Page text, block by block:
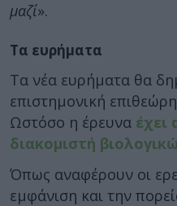
μαζί».
Τα ευρήματα
Τα νέα ευρήματα θα
επιστημονική
Ωστόσο η έρευνα έχει
διακομιστή
Όπως αναφέρουν οι
εμφάνιση και την